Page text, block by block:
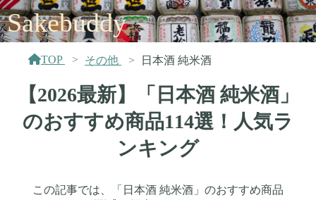
Sakebuddy
TOP その他 日本酒 純米酒
【2026最新】「日本酒 純米酒」
のおすすめ商品114選！人気ラ
ンキング
この記事では、「日本酒 純米酒」のおすすめ商品